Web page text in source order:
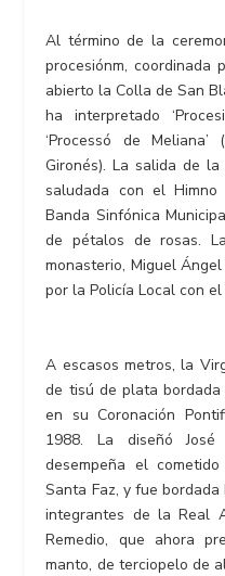
Al término de la
procesiónm, coordinada
abierto la Colla de San
ha interpretado
‘Processó de
Gironés). La salida de
saludada con el
Banda Sinfónica
de pétalos de rosas.
monasterio, Miguel
por la Policía Local con
A escasos metros, la
de tisú de plata
en su Coronación
1988. La diseñó
desempeña el
Santa Faz, y fue
integrantes de la Real
Remedio, que ahora
manto, de terciopelo de